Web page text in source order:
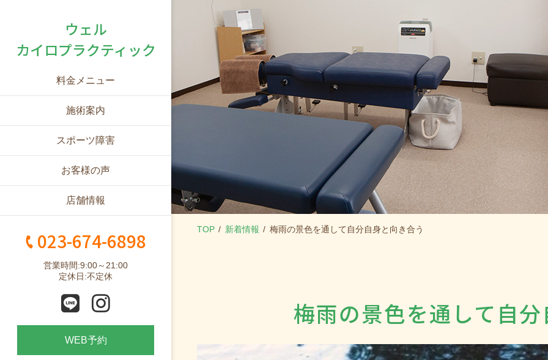
ウェル
カイロプラクティック
料金メニュー
施術案内
スポーツ障害
お客様の声
店舗情報
023-674-6898
営業時間:9:00～21:00
定休日:不定休
WEB予約
TOP 新着情報 梅雨の景色を通して自分自身と向き合う
梅雨の景色を通して自